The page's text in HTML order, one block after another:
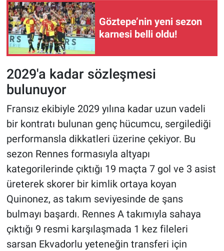
Göztepe’nin yeni sezon
karnesi belli oldu!
2029'a kadar sözleşmesi
bulunuyor
Fransız ekibiyle 2029 yılına kadar uzun vadeli
bir kontratı bulunan genç hücumcu, sergilediği
performansla dikkatleri üzerine çekiyor. Bu
sezon Rennes formasıyla altyapı
kategorilerinde çıktığı 19 maçta 7 gol ve 3 asist
üreterek skorer bir kimlik ortaya koyan
Quinonez, as takım seviyesinde de şans
bulmayı başardı. Rennes A takımıyla sahaya
çıktığı 9 resmi karşılaşmada 1 kez fileleri
sarsan Ekvadorlu yeteneğin transferi için